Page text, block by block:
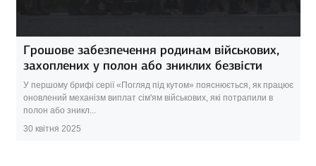
Грошове забезпечення родинам військових,
захоплених у полон або зниклих безвісти
У першому брифі серії «Погляд під кутом» пояснюється, як працює
оновлений механізм виплат сім'ям військових, які потрапили в
полон або зникл...
30 квітня 2025